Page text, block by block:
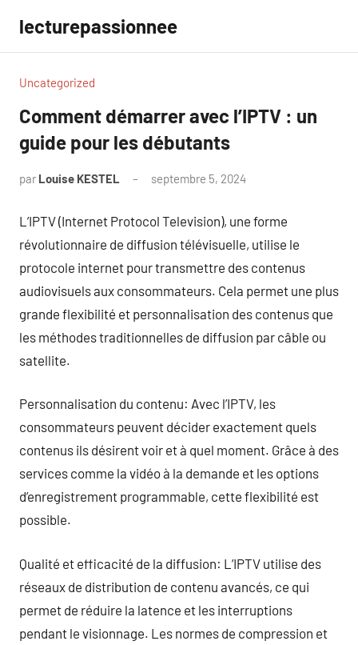
contenu
lecturepassionnee
Uncategorized
Comment démarrer avec l’IPTV : un
guide pour les débutants
par Louise KESTEL septembre 5, 2024
L’IPTV (Internet Protocol Television), une forme
révolutionnaire de diffusion télévisuelle, utilise le
protocole internet pour transmettre des contenus
audiovisuels aux consommateurs. Cela permet une plus
grande flexibilité et personnalisation des contenus que
les méthodes traditionnelles de diffusion par câble ou
satellite.
Personnalisation du contenu: Avec l’IPTV, les
consommateurs peuvent décider exactement quels
contenus ils désirent voir et à quel moment. Grâce à des
services comme la vidéo à la demande et les options
d’enregistrement programmable, cette flexibilité est
possible.
Qualité et efficacité de la diffusion: L’IPTV utilise des
réseaux de distribution de contenu avancés, ce qui
permet de réduire la latence et les interruptions
pendant le visionnage. Les normes de compression et